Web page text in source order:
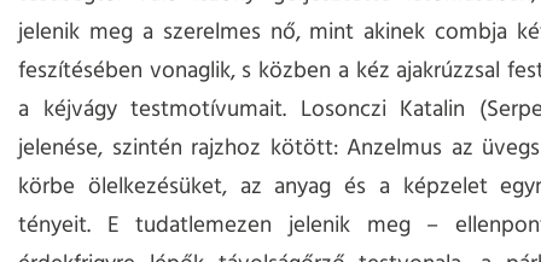
jelenik meg a szerelmes nő, mint akinek combja
feszítésében vonaglik, s közben a kéz ajakrúzzsal
a kéjvágy testmotívumait. Losonczi Katalin
jelenése, szintén rajzhoz kötött: Anzelmus az
körbe ölelkezésüket, az anyag és a képzelet
tényeit. E tudatlemezen jelenik meg –